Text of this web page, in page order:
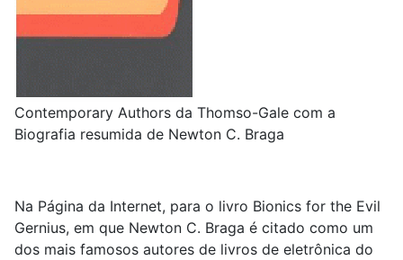
Contemporary Authors da Thomso-Gale com a
Biografia resumida de Newton C. Braga
Na Página da Internet, para o livro Bionics for the Evil
Gernius, em que Newton C. Braga é citado como um
dos mais famosos autores de livros de eletrônica do